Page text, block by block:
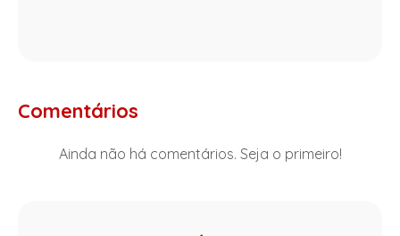
Comentários
Ainda não há comentários. Seja o primeiro!